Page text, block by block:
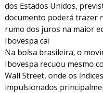
dos Estados Unidos,
documento poderá trazer
rumo dos juros na maior
Ibovespa cai
Na bolsa brasileira, o
Ibovespa recuou mesmo
Wall Street, onde os
impulsionados